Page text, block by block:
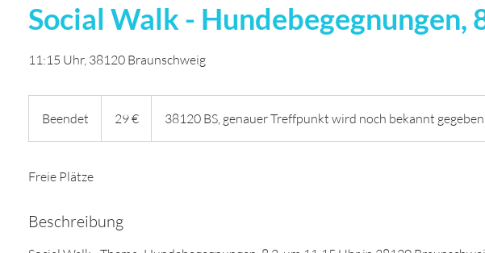
Social Walk - Hundebegegnungen,
11:15 Uhr, 38120 Braunschweig
Beendet
e
n
e
29 € 38120 BS, genauer Treffpunkt wird noch bekannt gegeben
Freie Plätze
Beschreibung